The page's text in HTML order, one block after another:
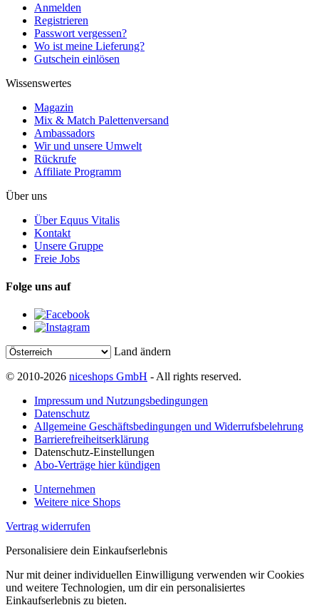
Anmelden
Registrieren
Passwort vergessen?
Wo ist meine Lieferung?
Gutschein einlösen
Wissenswertes
Magazin
Mix & Match Palettenversand
Ambassadors
Wir und unsere Umwelt
Rückrufe
Affiliate Programm
Über uns
Über Equus Vitalis
Kontakt
Unsere Gruppe
Freie Jobs
Folge uns auf
Land ändern
© 2010-2026 niceshops GmbH - All rights reserved.
Impressum und Nutzungsbedingungen
Datenschutz
Allgemeine Geschäftsbedingungen und Widerrufsbelehrung
Barrierefreiheitserklärung
Datenschutz-Einstellungen
Abo-Verträge hier kündigen
Unternehmen
Weitere nice Shops
Vertrag widerrufen
Personalisiere dein Einkaufserlebnis
Nur mit deiner individuellen Einwilligung verwenden wir Cookies
und weitere Technologien, um dir ein personalisiertes
Einkaufserlebnis zu bieten.